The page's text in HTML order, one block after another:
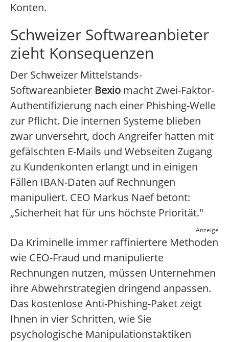
Konten.
Schweizer Softwareanbieter
zieht Konsequenzen
Der Schweizer Mittelstands-
Softwareanbieter Bexio macht Zwei-Faktor-
Authentifizierung nach einer Phishing-Welle
zur Pflicht. Die internen Systeme blieben
zwar unversehrt, doch Angreifer hatten mit
gefälschten E-Mails und Webseiten Zugang
zu Kundenkonten erlangt und in einigen
Fällen IBAN-Daten auf Rechnungen
manipuliert. CEO Markus Naef betont:
„Sicherheit hat für uns höchste Priorität."
Anzeige
Da Kriminelle immer raffiniertere Methoden
wie CEO-Fraud und manipulierte
Rechnungen nutzen, müssen Unternehmen
ihre Abwehrstrategien dringend anpassen.
Das kostenlose Anti-Phishing-Paket zeigt
Ihnen in vier Schritten, wie Sie
psychologische Manipulationstaktiken